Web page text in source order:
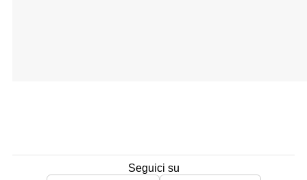
Seguici su